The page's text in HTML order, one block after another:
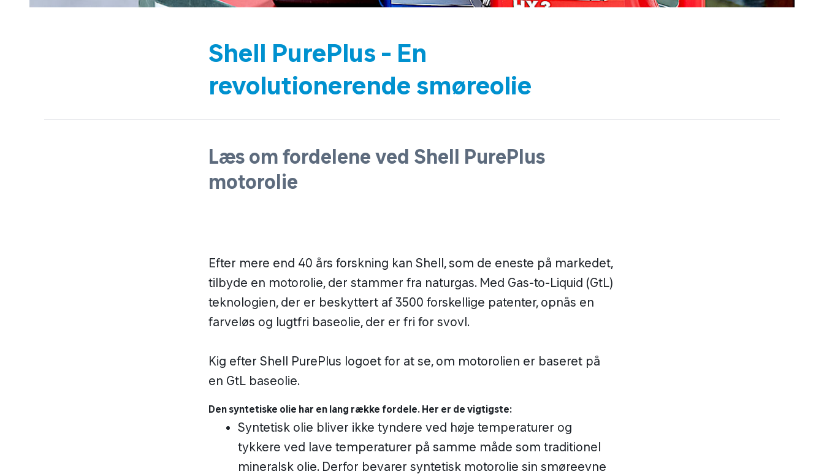
Shell PurePlus - En
revolutionerende smøreolie
Læs om fordelene ved Shell PurePlus
motorolie
Efter mere end 40 års forskning kan Shell, som de eneste på markedet,
tilbyde en motorolie, der stammer fra naturgas. Med Gas-to-Liquid (GtL)
teknologien, der er beskyttert af 3500 forskellige patenter, opnås en
farveløs og lugtfri baseolie, der er fri for svovl.
Kig efter Shell PurePlus logoet for at se, om motorolien er baseret på
en GtL baseolie.
Den syntetiske olie har en lang række fordele. Her er de vigtigste:
Syntetisk olie bliver ikke tyndere ved høje temperaturer og
tykkere ved lave temperaturer på samme måde som traditionel
mineralsk olie. Derfor bevarer syntetisk motorolie sin smøreevne